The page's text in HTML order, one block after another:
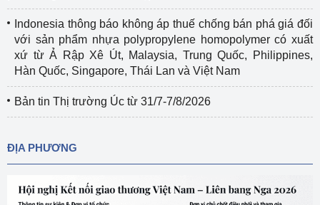
Indonesia thông báo không áp thuế chống bán phá giá đối
với sản phẩm nhựa polypropylene homopolymer có xuất
xứ từ Ả Rập Xê Út, Malaysia, Trung Quốc, Philippines,
Hàn Quốc, Singapore, Thái Lan và Việt Nam
Bản tin Thị trường Úc từ 31/7-7/8/2026
ĐỊA PHƯƠNG